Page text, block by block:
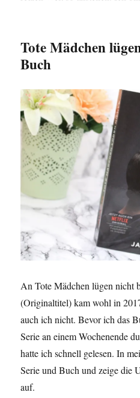
Tote Mädchen
Buch
An Tote Mädchen lügen nicht
(Originaltitel) kam wohl in
auch ich nicht. Bevor ich das
Serie an einem Wochenende
hatte ich schnell gelesen. In
Serie und Buch und zeige die
auf.